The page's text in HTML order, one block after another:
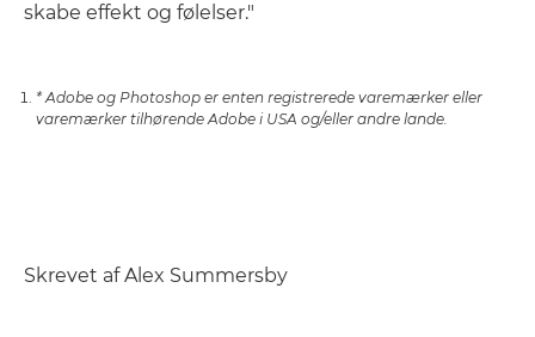
skabe effekt og følelser."
* Adobe og Photoshop er enten registrerede varemærker eller
varemærker tilhørende Adobe i USA og/eller andre lande.
Skrevet af Alex Summersby